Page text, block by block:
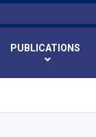
PUBLICATIONS